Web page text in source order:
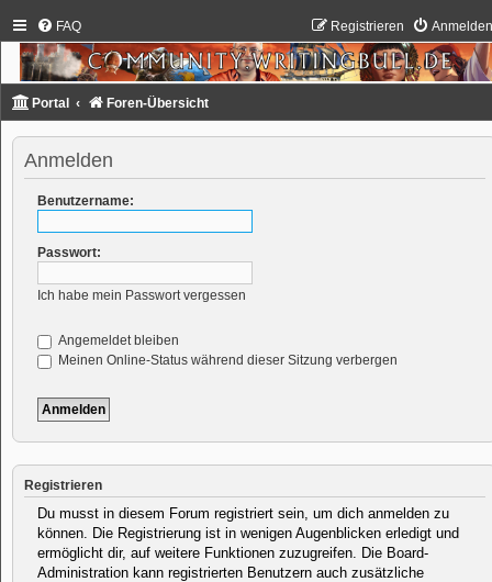
FAQ Registrieren
Portal Foren-Übersicht
Anmelden
Benutzername:
Passwort:
Ich habe mein Passwort vergessen
Angemeldet bleiben
Meinen Online-Status während dieser Sitzung verbergen
Registrieren
Du musst in diesem Forum registriert sein, um dich anmelden zu
können. Die Registrierung ist in wenigen Augenblicken erledigt und
ermöglicht dir, auf weitere Funktionen zuzugreifen. Die Board-
Administration kann registrierten Benutzern auch zusätzliche